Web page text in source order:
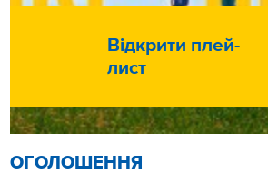
Відкрити плей-
лист
ОГОЛОШЕННЯ